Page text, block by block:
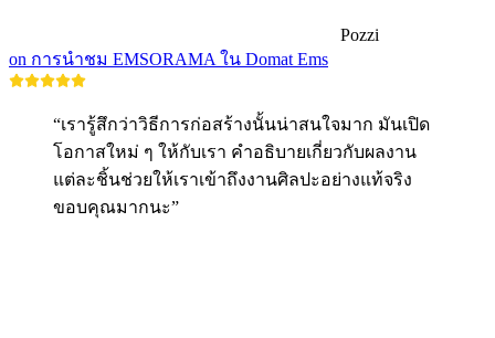
Pozzi
on การนำชม EMSORAMA ใน Domat Ems
“เรารู้สึกว่าวิธีการก่อสร้างนั้นน่าสนใจมาก มันเปิด
โอกาสใหม่ ๆ ให้กับเรา คำอธิบายเกี่ยวกับผลงาน
แต่ละชิ้นช่วยให้เราเข้าถึงงานศิลปะอย่างแท้จริง
ขอบคุณมากนะ”